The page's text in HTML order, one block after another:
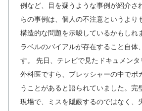
例など、目を疑うような事例が紹介さ
らの事例は、個人の不注意というより
構造的な問題を示唆しているかもしれ
ラベルのバイアルが存在すること自体
す。
先日、テレビで見たドキュメン
外科医ですら、プレッシャーの中でポ
うことがあると語られていました。完
現場で、ミスを隠蔽するのではなく、